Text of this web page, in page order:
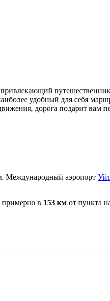
удобный для себя
дорога подарит вам
Международный аэропорт
в 153 км от пункта